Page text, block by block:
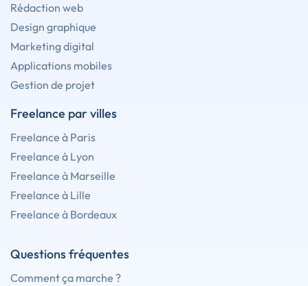
Rédaction web
Design graphique
Marketing digital
Applications mobiles
Gestion de projet
Freelance par villes
Freelance à Paris
Freelance à Lyon
Freelance à Marseille
Freelance à Lille
Freelance à Bordeaux
Questions fréquentes
Comment ça marche ?